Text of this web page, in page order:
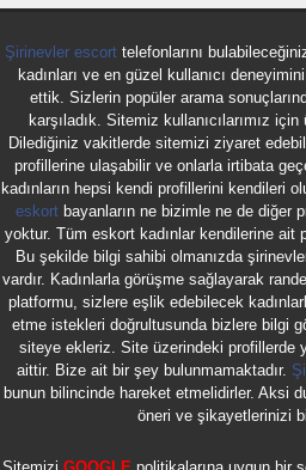
Şirinevler escort telefonlarını
kadınları ve en güzel kullanıcı
ettik. Sizlerin popüler arama
karşıladık. Sitemiz kullanıcılarımız
Dilediğiniz vakitlerde sitemizi ziyaret
profillerine ulaşabilir ve onlarla irtibata
kadınların hepsi kendi profillerini kendileri
eskort bayanların ne bizimle ne de diğer
yoktur. Tüm eskort kadınlar kendilerine ait
Bu şekilde bilgi sahibi olmanızda
vardır. Kadınlarla görüşme sağlayarak
platformu, sizlere eşlik edebilecek
etme istekleri doğrultusunda bizlere bilgi
siteye ekleriz. Site üzerindeki profillerde
aittir. Bize ait bir şey bulunmamaktadır.
bunun bilincinde hareket etmelidirler. Aksi
öneri ve şikayetlerinizi